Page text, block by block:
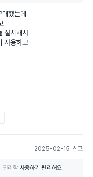
했는데
설치해서
사용하고
2025-02-15 신고
편리함 사용하기 편리해요